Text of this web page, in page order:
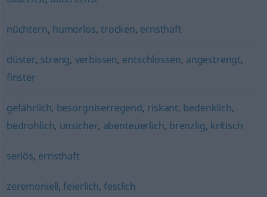
nüchtern, humorlos, trocken, ernsthaft
düster, streng, verbissen, entschlossen, angestrengt,
finster
gefährlich, besorgniserregend, riskant, bedenklich,
bedrohlich, unsicher, abenteuerlich, brenzlig, kritisch
seriös, ernsthaft
zeremoniell,feierlich,festlich